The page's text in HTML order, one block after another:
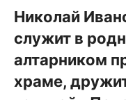
Николай
служит в
алтарником
храме,